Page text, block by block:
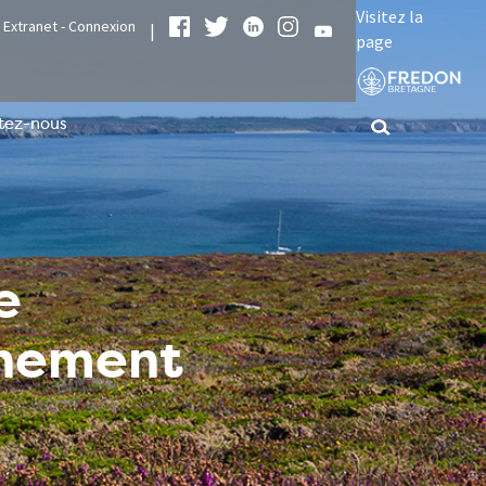
Extranet - Connexion |
Visitez la
page
nous